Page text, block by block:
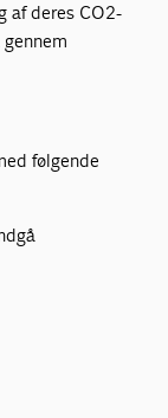
af deres CO2-
følgende